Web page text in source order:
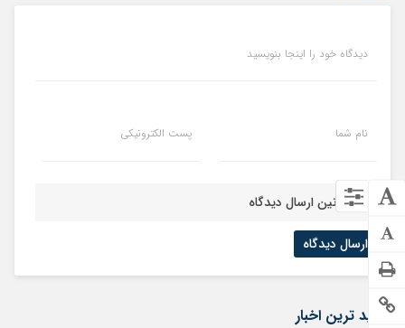
دیدگاه خود را اینجا بنویسید
نام شما پست الکترونیکی
قوانین ارسال دیدگاه
جدید ترین اخبار